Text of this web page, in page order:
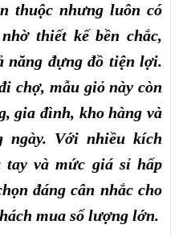
thuộc nhưng luôn có
thiết kế bền chắc,
năng đựng đồ tiện lợi.
chợ, mẫu giỏ này còn
gia đình, kho hàng và
ngày. Với nhiều kích
tay và mức giá sỉ hấp
đáng cân nhắc cho
mua số lượng lớn.